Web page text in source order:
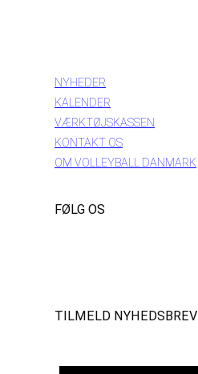
NYHEDER
KALENDER
VÆRKTØJSKASSEN
KONTAKT OS
OM VOLLEYBALL DANMARK
FØLG OS
TILMELD NYHEDSBREV